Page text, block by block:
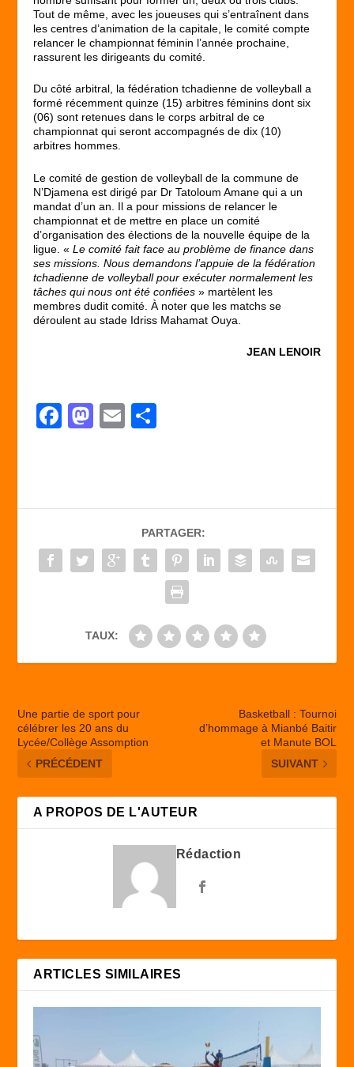
Tout de même, avec les joueuses qui s’entraînent dans
les centres d’animation de la capitale, le comité compte
relancer le championnat féminin l’année prochaine,
rassurent les dirigeants du comité.
Du côté arbitral, la fédération tchadienne de volleyball a
formé récemment quinze (15) arbitres féminins dont six
(06) sont retenues dans le corps arbitral de ce
championnat qui seront accompagnés de dix (10)
arbitres hommes.
Le comité de gestion de volleyball de la commune de
N’Djamena est dirigé par Dr Tatoloum Amane qui a un
mandat d’un an. Il a pour missions de relancer le
championnat et de mettre en place un comité
d’organisation des élections de la nouvelle équipe de la
ligue. «Le comité fait face au problème de finance dans
ses missions. Nous demandons l’appuie de la fédération
tchadienne de volleyball pour exécuter normalement les
tâches qui nous ont été confiées » martèlent les
membres dudit comité. À noter que les matchs se
déroulent au stade Idriss Mahamat Ouya.
JEAN LENOIR
F
b
o
o
M
d
o
n
E
er
PARTAGER:
TAUX:
Une partie de sport pour
célébrer les 20 ans du
Lycée/Collège Assomption
PRÉCÉDENT
Basketball : Tournoi
d’hommage à Mianbé Baitir
et Manute BOL
SUIVANT
A PROPOS DE L'AUTEUR
Rédaction
ARTICLES SIMILAIRES